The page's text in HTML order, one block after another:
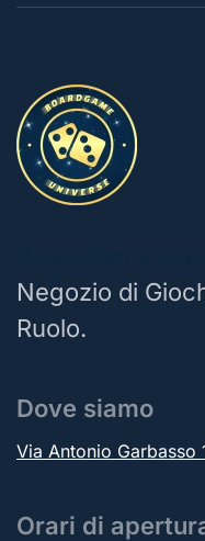
Negozio di
Ruolo.
Dove siamo
Via Antonio Garbasso
Orari di